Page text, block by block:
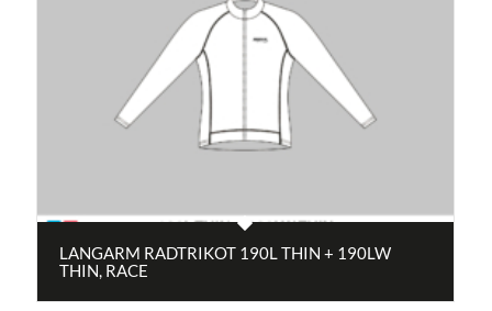
LANGARM RADTRIKOT 190L THIN + 190LW
THIN, RACE